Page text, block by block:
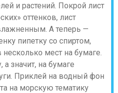
и растений. Покрой лист
оттенков, лист
А теперь —
пипетку со спиртом,
несколько мест на бумаге.
а значит, на бумаге
Приклей на водный фон
на морскую тематику